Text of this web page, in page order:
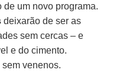
um novo programa.
deixarão de ser as
sem cercas – e
e do cimento.
sem venenos.